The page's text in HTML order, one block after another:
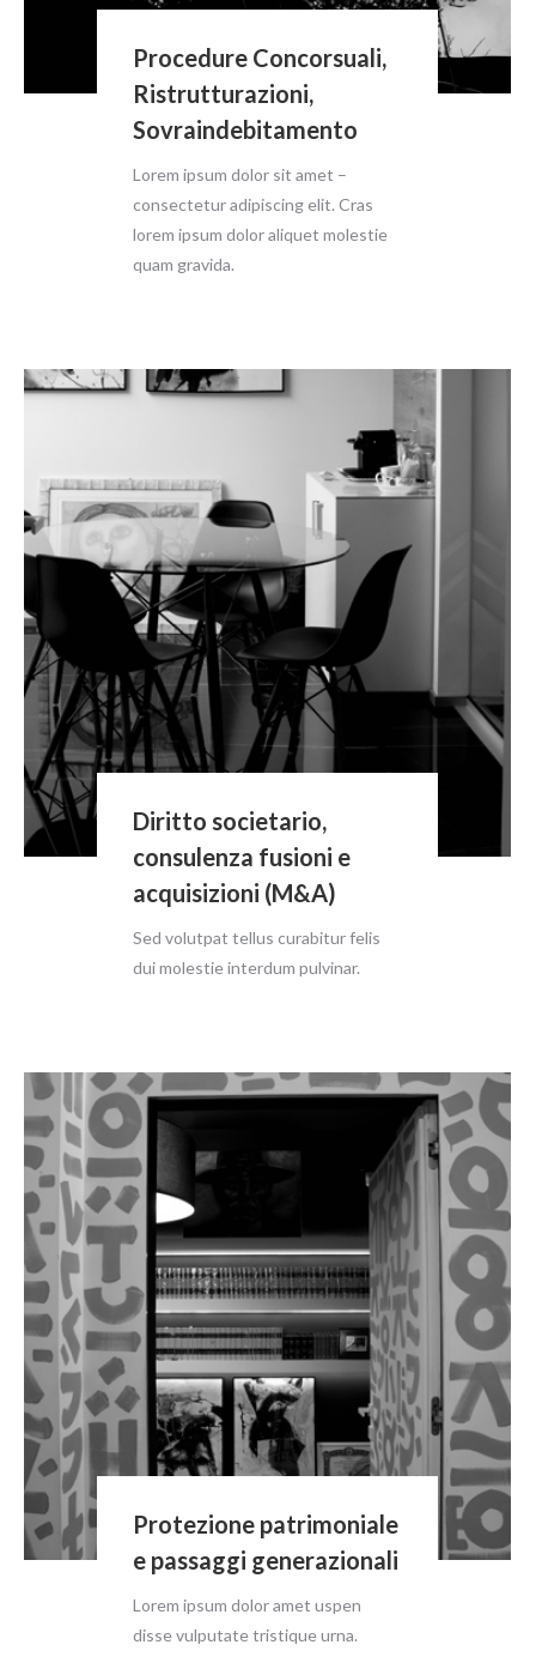
Procedure Concorsuali,
Ristrutturazioni,
Sovraindebitamento
Lorem ipsum dolor sit amet –
consectetur adipiscing elit. Cras
lorem ipsum dolor aliquet molestie
quam gravida.
Diritto societario,
consulenza fusioni e
acquisizioni (M&A)
Sed volutpat tellus curabitur felis
dui molestie interdum pulvinar.
Protezione patrimoniale
e passaggi generazionali
Lorem ipsum dolor amet uspen
disse vulputate tristique urna.